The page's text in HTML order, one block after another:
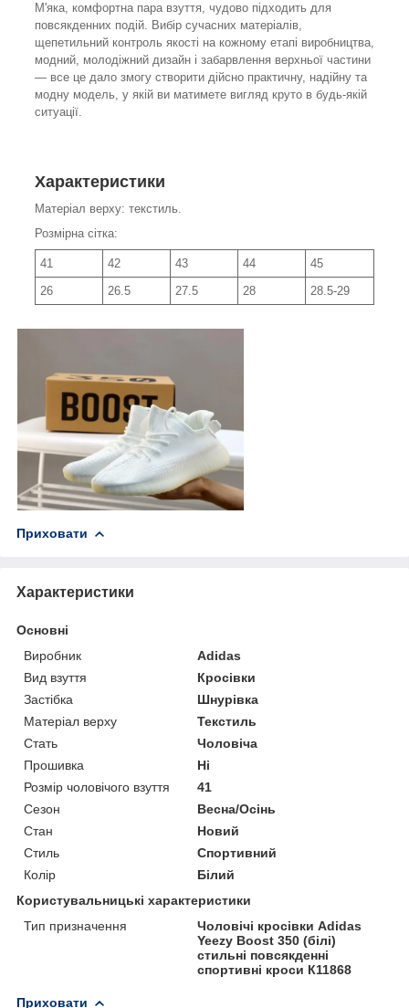
М'яка, комфортна пара взуття, чудово підходить для
повсякденних подій. Вибір сучасних матеріалів,
щепетильний контроль якості на кожному етапі виробництва,
модний, молодіжний дизайн і забарвлення верхньої частини
— все це дало змогу створити дійсно практичну, надійну та
модну модель, у якій ви матимете вигляд круто в будь-якій
ситуації.
Характеристики
Матеріал верху: текстиль.
Розмірна сітка:
41 42 43 44
45
26
26.5 27.5 28 28.5-29
Приховати
Характеристики
Основні
Виробник
Adidas
Вид взуття
Кросівки
Застібка
Шнурівка
Матеріал верху
Текстиль
Стать
Чоловіча
Прошивка
Ні
Розмір чоловічого взуття
41
Сезон
Весна/Осінь
Стан
Новий
Стиль
Спортивний
Колір
Білий
Користувальницькі характеристики
Тип призначення
Чоловічі кросівки Adidas
Yeezy Boost 350 (білі)
стильні повсякденні
спортивні кроси К11868
Приховати